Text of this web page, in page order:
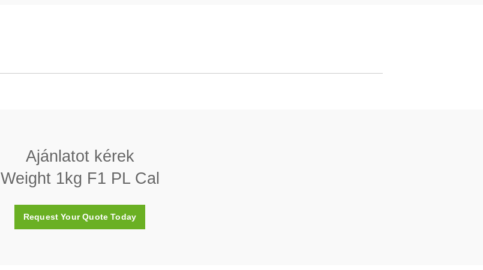
Műanyagdoboz (tartozék)
Ajánlatot kérek
Weight 1kg F1 PL Cal
Request Your Quote Today